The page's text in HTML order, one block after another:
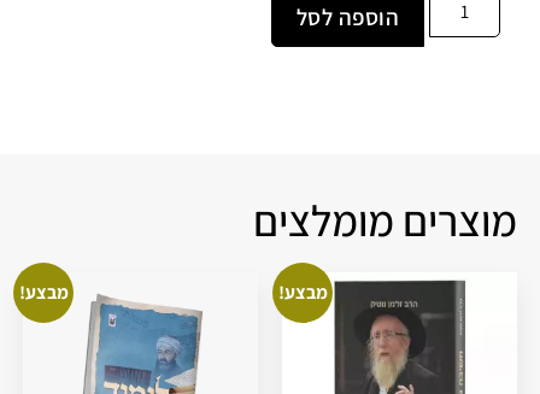
הוספה לסל
מוצרים מומלצים
מבצע! מבצע!